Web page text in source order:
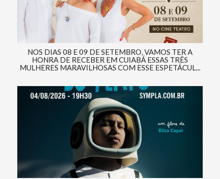
NOS DIAS 08 E 09 DE SETEMBRO, VAMOS TER A
HONRA DE RECEBER EM CUIABÁ ESSAS TRÊS
MULHERES MARAVILHOSAS COM ESSE ESPETÁCUL...